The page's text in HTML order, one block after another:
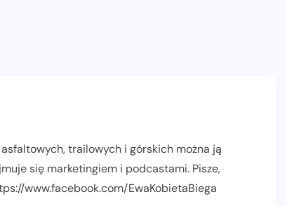
trailowych i górskich można ją
się marketingiem i podcastami. Pisze,
www.facebook.com/EwaKobietaBiega